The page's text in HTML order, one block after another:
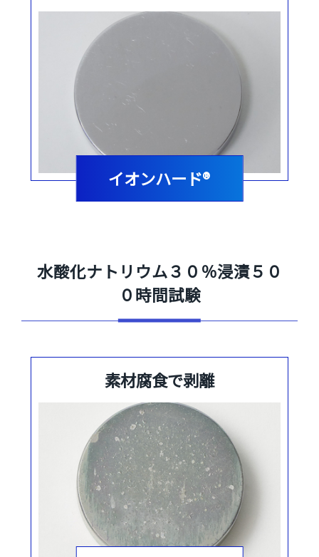
イオンハード®
水酸化ナトリウム３０％浸漬５０
０時間試験
素材腐食で剥離